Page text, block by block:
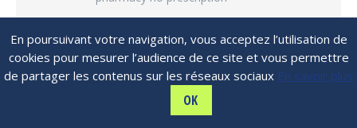
En poursuivant votre navigation, vous acceptez l’utilisation de
cookies pour mesurer l’audience de ce site et vous permettre
de partager les contenus sur les réseaux sociaux En savoir plus
OK
DavidbiC
23 avril 2026 à 22 h 48 min